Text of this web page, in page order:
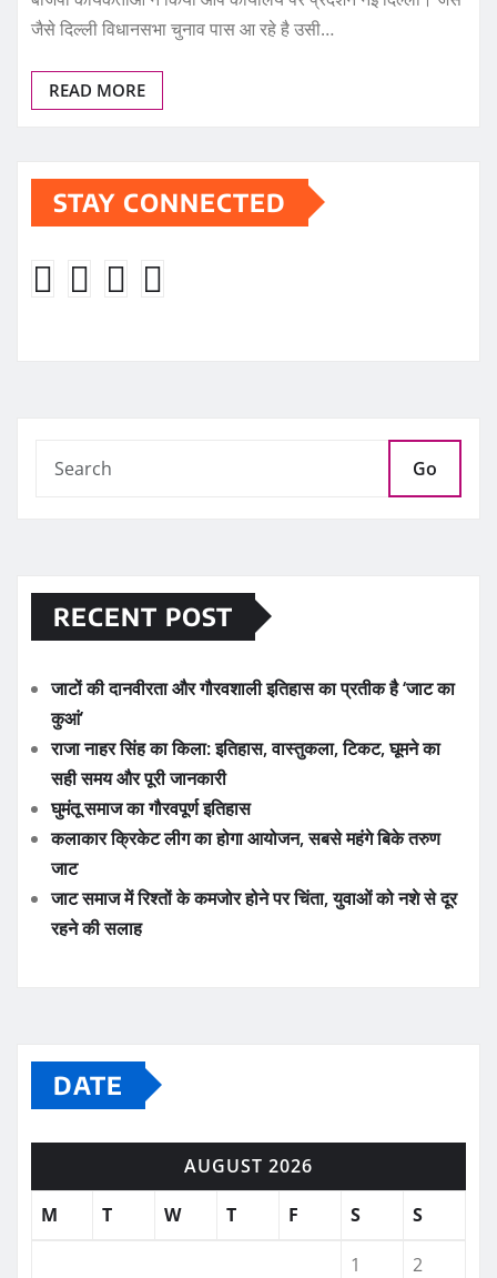
जैसे दिल्‍ली विधानसभा चुनाव पास आ रहे है उसी…
READ MORE
STAY CONNECTED
Go
RECENT POST
जाटों की दानवीरता और गौरवशाली इतिहास का प्रतीक है ‘जाट का
कुआं’
राजा नाहर सिंह का किला: इतिहास, वास्तुकला, टिकट, घूमने का
सही समय और पूरी जानकारी
घुमंतू समाज का गौरवपूर्ण इतिहास
कलाकार क्रिकेट लीग का होगा आयोजन, सबसे महंगे बिके तरुण
जाट
जाट समाज में रिश्तों के कमजोर होने पर चिंता, युवाओं को नशे से दूर
रहने की सलाह
DATE
AUGUST 2026
M
T W T F S S
1
2